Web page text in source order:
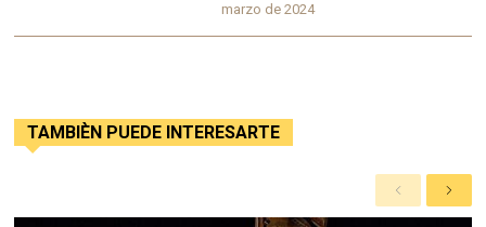
marzo de 2024
TAMBIÈN PUEDE INTERESARTE
A
n
S
i